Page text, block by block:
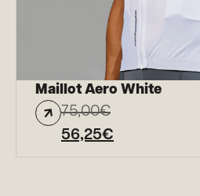
Maillot Aero White
75,00€
56,25€